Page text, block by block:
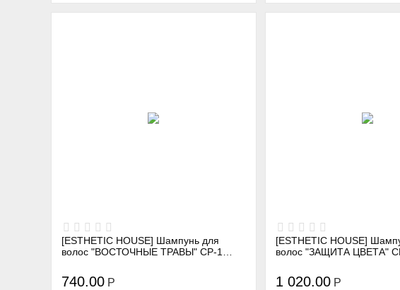
[ESTHETIC HOUSE] Шампунь для
волос "ВОСТОЧНЫЕ ТРАВЫ" CP-1
SHAMPOO, 250 мл
740.00 Р
[ESTHETIC HOUSE]
волос "ЗАЩИТА ЦВЕТА" CP-1 COLOR
1 020.00 Р